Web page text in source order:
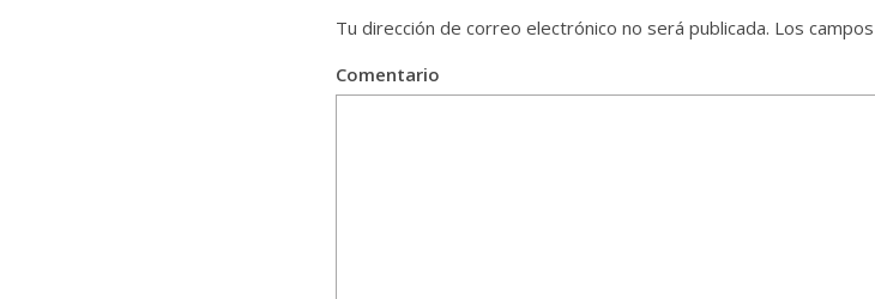
Tu dirección de correo electrónico no será publicada. Los
Comentario